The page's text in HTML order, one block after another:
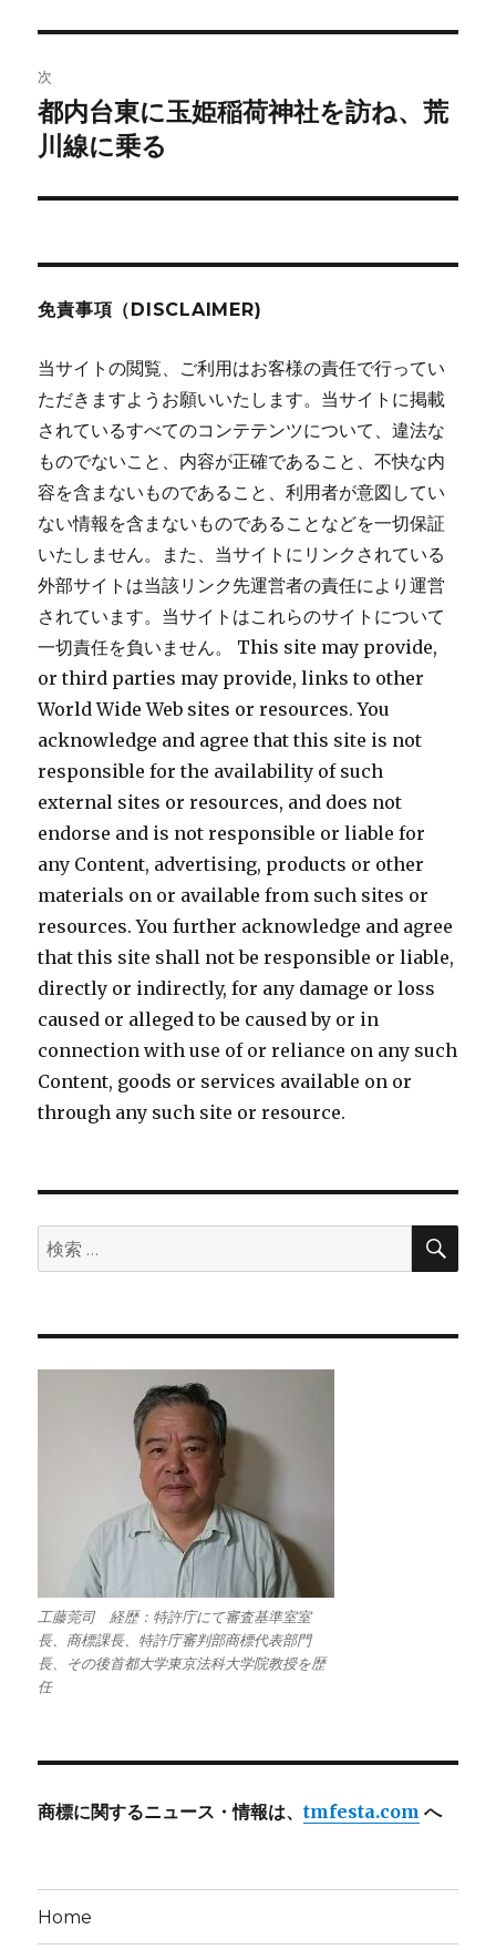
ビ
ゲ
ー
シ
ン
稿:
次
次
の
稿:
都内台東に玉姫稲荷神社を訪ね、荒
川線に乗る
免責事項（DISCLAIMER)
当サイトの閲覧、ご利用はお客様の責任で行ってい
ただきますようお願いいたします。当サイトに掲載
されているすべてのコンテテンツについて、違法な
ものでないこと、内容が正確であること、不快な内
容を含まないものであること、利用者が意図してい
ない情報を含まないものであることなどを一切保証
いたしません。また、当サイトにリンクされている
外部サイトは当該リンク先運営者の責任により運営
されています。当サイトはこれらのサイトについて
一切責任を負いません。 This site may provide,
or third parties may provide, links to other
World Wide Web sites or resources. You
acknowledge and agree that this site is not
responsible for the availability of such
external sites or resources, and does not
endorse and is not responsible or liable for
any Content, advertising, products or other
materials on or available from such sites or
resources. You further acknowledge and agree
that this site shall not be responsible or liable,
directly or indirectly, for any damage or loss
caused or alleged to be caused by or in
connection with use of or reliance on any such
Content, goods or services available on or
through any such site or resource.
検
索:
検
工藤莞司 経歴：特許庁にて審査基準室室
長、商標課長、特許庁審判部商標代表部門
長、その後首都大学東京法科大学院教授を歴
任
商標に関するニュース・情報は、tmfesta.com へ
Home